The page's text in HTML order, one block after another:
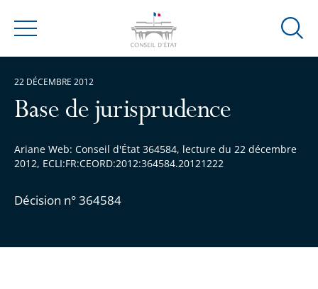
Menu
Ouvrir
Base de jurisprudence
Ariane Web: Conseil d'État 364584, lecture du 22 décembre
2012, ECLI:FR:CEORD:2012:364584.20121222
Décision n° 364584
22 DÉCEMBRE 2012